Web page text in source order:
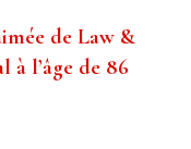
de Law &
à l’âge de 86